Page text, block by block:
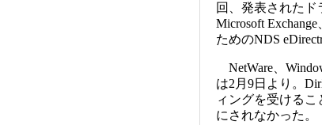
回、発表されたド
Microsoft
ためのNDS
NetWare、
は2月9日より。
ィングを受ける
にされなかった。